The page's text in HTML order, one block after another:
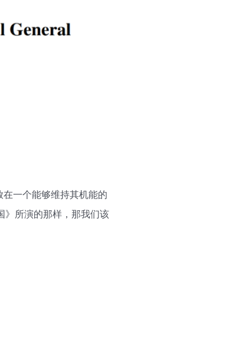
一个能够维持其机能的
》所演的那样，那我们该